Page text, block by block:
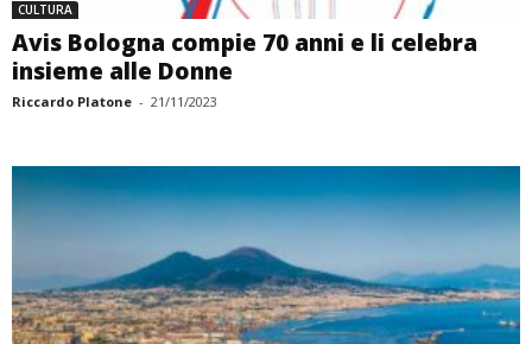
CULTURA
Avis Bologna compie 70 anni e li celebra
insieme alle Donne
Riccardo Platone - 21/11/2023